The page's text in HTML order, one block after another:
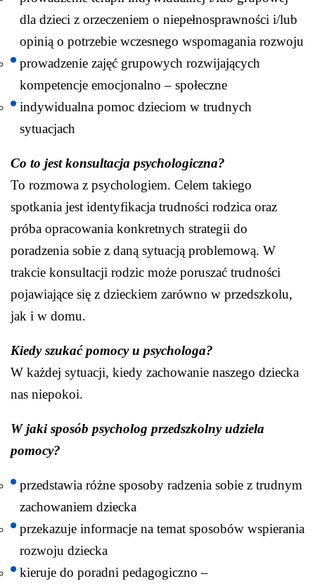
dla dzieci z orzeczeniem o niepełnosprawności i/lub
opinią o potrzebie wczesnego wspomagania rozwoju
prowadzenie zajęć grupowych rozwijających
kompetencje emocjonalno – społeczne
indywidualna pomoc dzieciom w trudnych
sytuacjach
Co to jest konsultacja psychologiczna?
To rozmowa z psychologiem. Celem takiego
spotkania jest identyfikacja trudności rodzica oraz
próba opracowania konkretnych strategii do
poradzenia sobie z daną sytuacją problemową. W
trakcie konsultacji rodzic może poruszać trudności
pojawiające się z dzieckiem zarówno w przedszkolu,
jak i w domu.
Kiedy szukać pomocy u psychologa?
W każdej sytuacji, kiedy zachowanie naszego dziecka
nas niepokoi.
W jaki sposób psycholog przedszkolny udziela
pomocy?
przedstawia różne sposoby radzenia sobie z trudnym
zachowaniem dziecka
przekazuje informacje na temat sposobów wspierania
rozwoju dziecka
kieruje do poradni pedagogiczno –